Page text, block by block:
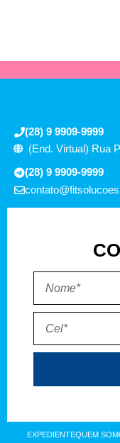
(28) 9 9909-9999
(End. Virtual) Rua
(28) 9 9909-9999
EXPEDIENTEQUEM